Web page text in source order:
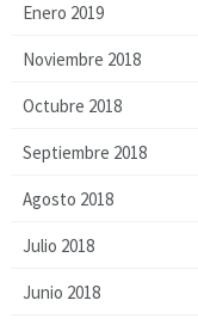
Enero 2019
Noviembre 2018
Octubre 2018
Septiembre 2018
Agosto 2018
Julio 2018
Junio 2018